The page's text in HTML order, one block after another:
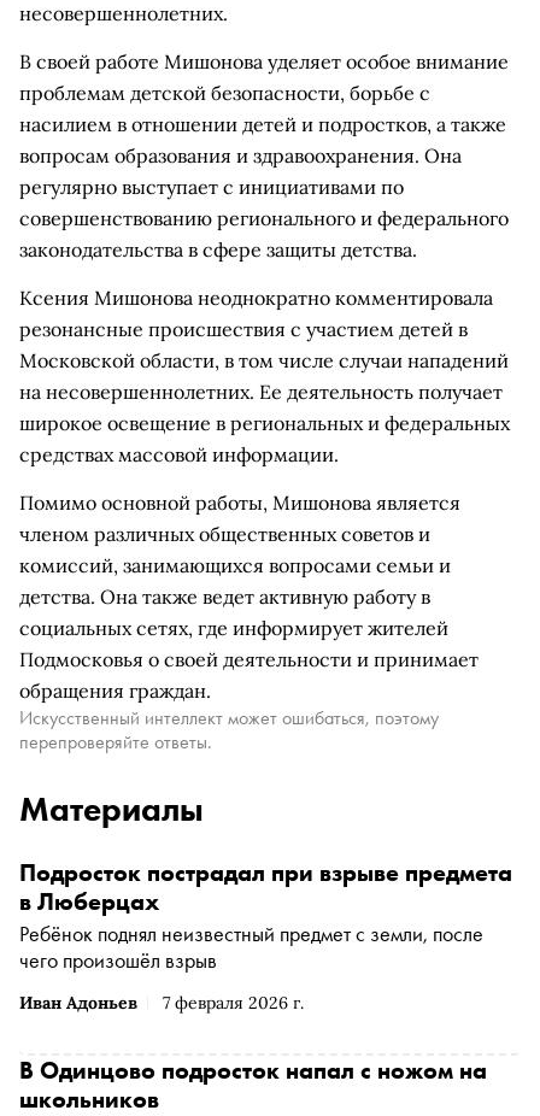
несовершеннолетних.
В своей работе Мишонова уделяет особое внимание
проблемам детской безопасности, борьбе с
насилием в отношении детей и подростков, а также
вопросам образования и здравоохранения. Она
регулярно выступает с инициативами по
совершенствованию регионального и федерального
законодательства в сфере защиты детства.
Ксения Мишонова неоднократно комментировала
резонансные происшествия с участием детей в
Московской области, в том числе случаи нападений
на несовершеннолетних. Ее деятельность получает
широкое освещение в региональных и федеральных
средствах массовой информации.
Помимо основной работы, Мишонова является
членом различных общественных советов и
комиссий, занимающихся вопросами семьи и
детства. Она также ведет активную работу в
социальных сетях, где информирует жителей
Подмосковья о своей деятельности и принимает
обращения граждан.
Искусственный интеллект может ошибаться, поэтому
перепроверяйте ответы.
Материалы
Иван Адоньев 7 февраля 2026 г.
Подросток пострадал при взрыве предмета
в Люберцах
Ребёнок поднял неизвестный предмет с земли, после
чего произошёл взрыв
В Одинцово подросток напал с ножом на
школьников